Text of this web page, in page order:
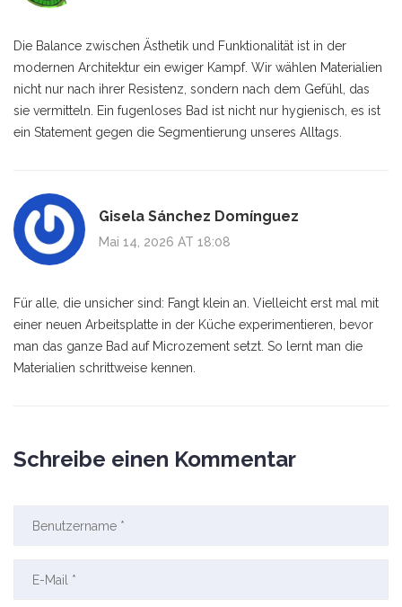
Die Balance zwischen Ästhetik und Funktionalität ist in der
modernen Architektur ein ewiger Kampf. Wir wählen Materialien
nicht nur nach ihrer Resistenz, sondern nach dem Gefühl, das
sie vermitteln. Ein fugenloses Bad ist nicht nur hygienisch, es ist
ein Statement gegen die Segmentierung unseres Alltags.
Gisela Sánchez Domínguez
Mai 14, 2026 AT 18:08
Für alle, die unsicher sind: Fangt klein an. Vielleicht erst mal mit
einer neuen Arbeitsplatte in der Küche experimentieren, bevor
man das ganze Bad auf Microzement setzt. So lernt man die
Materialien schrittweise kennen.
Schreibe einen Kommentar